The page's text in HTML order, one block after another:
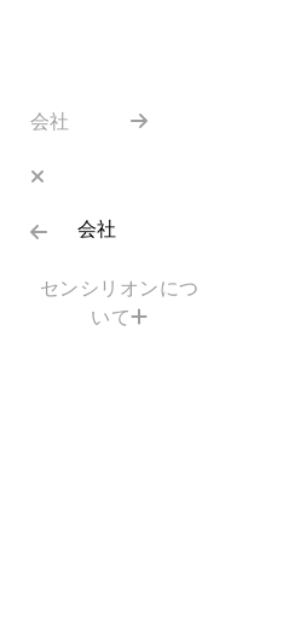
会社
会社
センシリオンにつ
いて